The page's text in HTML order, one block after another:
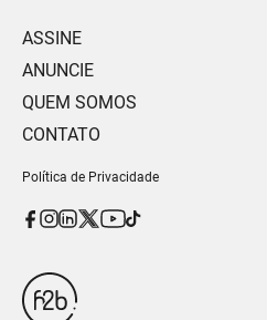
ASSINE
ANUNCIE
QUEM SOMOS
CONTATO
Política de Privacidade